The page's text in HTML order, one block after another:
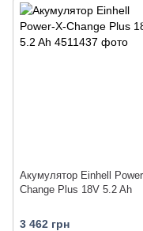
Акумулятор Einhell
Change Plus 18V 5.2 Ah
3 462 грн